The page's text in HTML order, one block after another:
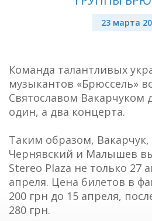
23 марта
Команда талантливых
музыкантов «Брюссель»
Святославом Вакарчуком
один, а два концерта.
Таким образом,
Чернявский и Малышев
Stereo Plaza не только 27
апреля. Цена билетов в
200 грн до 15 апреля,
280 грн.